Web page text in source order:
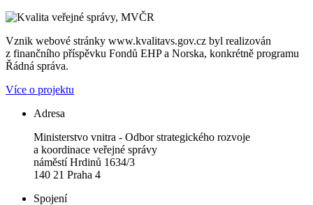
Vznik webové stránky www.kvalitavs.gov.cz byl realizován
z finančního příspěvku Fondů EHP a Norska, konkrétně programu
Řádná správa.
Více o projektu
Adresa
Ministerstvo vnitra - Odbor strategického rozvoje
a koordinace veřejné správy
náměstí Hrdinů 1634/3
140 21 Praha 4
Spojení